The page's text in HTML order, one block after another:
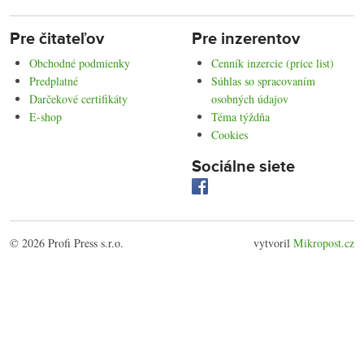
Pre čitateľov
Obchodné podmienky
Predplatné
Darčekové certifikáty
E-shop
Pre inzerentov
Cenník inzercie (price list)
Súhlas so spracovaním
osobných údajov
Téma týždňa
Cookies
Sociálne siete
© 2026 Profi Press s.r.o. vytvoril Mikropost.cz